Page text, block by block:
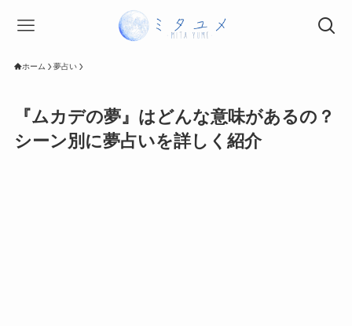
ホーム 夢占い
『ムカデの夢』はどんな意味があるの？
シーン別に夢占いを詳しく紹介